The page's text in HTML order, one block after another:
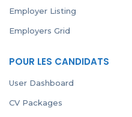
Employer Listing
Employers Grid
POUR LES CANDIDATS
User Dashboard
CV Packages